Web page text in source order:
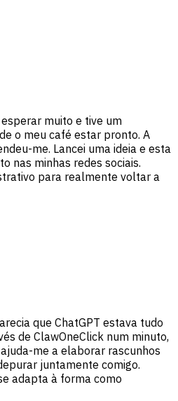
muito e tive um
o meu café estar pronto. A
me. Lancei uma ideia e esta
nas minhas redes sociais.
para realmente voltar a
que ChatGPT estava tudo
de ClawOneClick num minuto,
me a elaborar rascunhos
juntamente comigo.
adapta à forma como